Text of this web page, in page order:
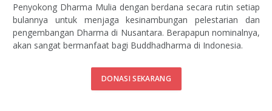
Penyokong Dharma Mulia dengan berdana secara rutin setiap
bulannya untuk menjaga kesinambungan pelestarian dan
pengembangan Dharma di Nusantara. Berapapun nominalnya,
akan sangat bermanfaat bagi Buddhadharma di Indonesia.
DONASI SEKARANG